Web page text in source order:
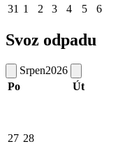
31 1 2 3 4 5 6
Svoz odpadu
Srpen2026
Po
Út
27 28